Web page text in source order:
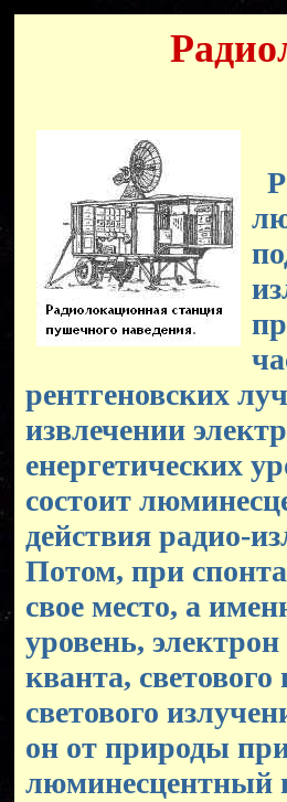
рентгеновских
извлечении
енергетических
состоит
действия радио-
Потом, при
свое место, а
уровень,
кванта,
светового
он от природы
люминесцентный